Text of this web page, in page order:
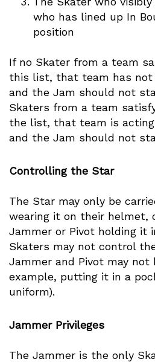
who has lined up In
position
If no Skater from a team
this list, that team has not
and the Jam should not
Skaters from a team
the list, that team is acting
and the Jam should not
Controlling the Star
The Star may only be
wearing it on their helmet,
Jammer or Pivot holding it
Skaters may not control
Jammer and Pivot may
example, putting it in a
uniform).
Jammer Privileges
The Jammer is the only